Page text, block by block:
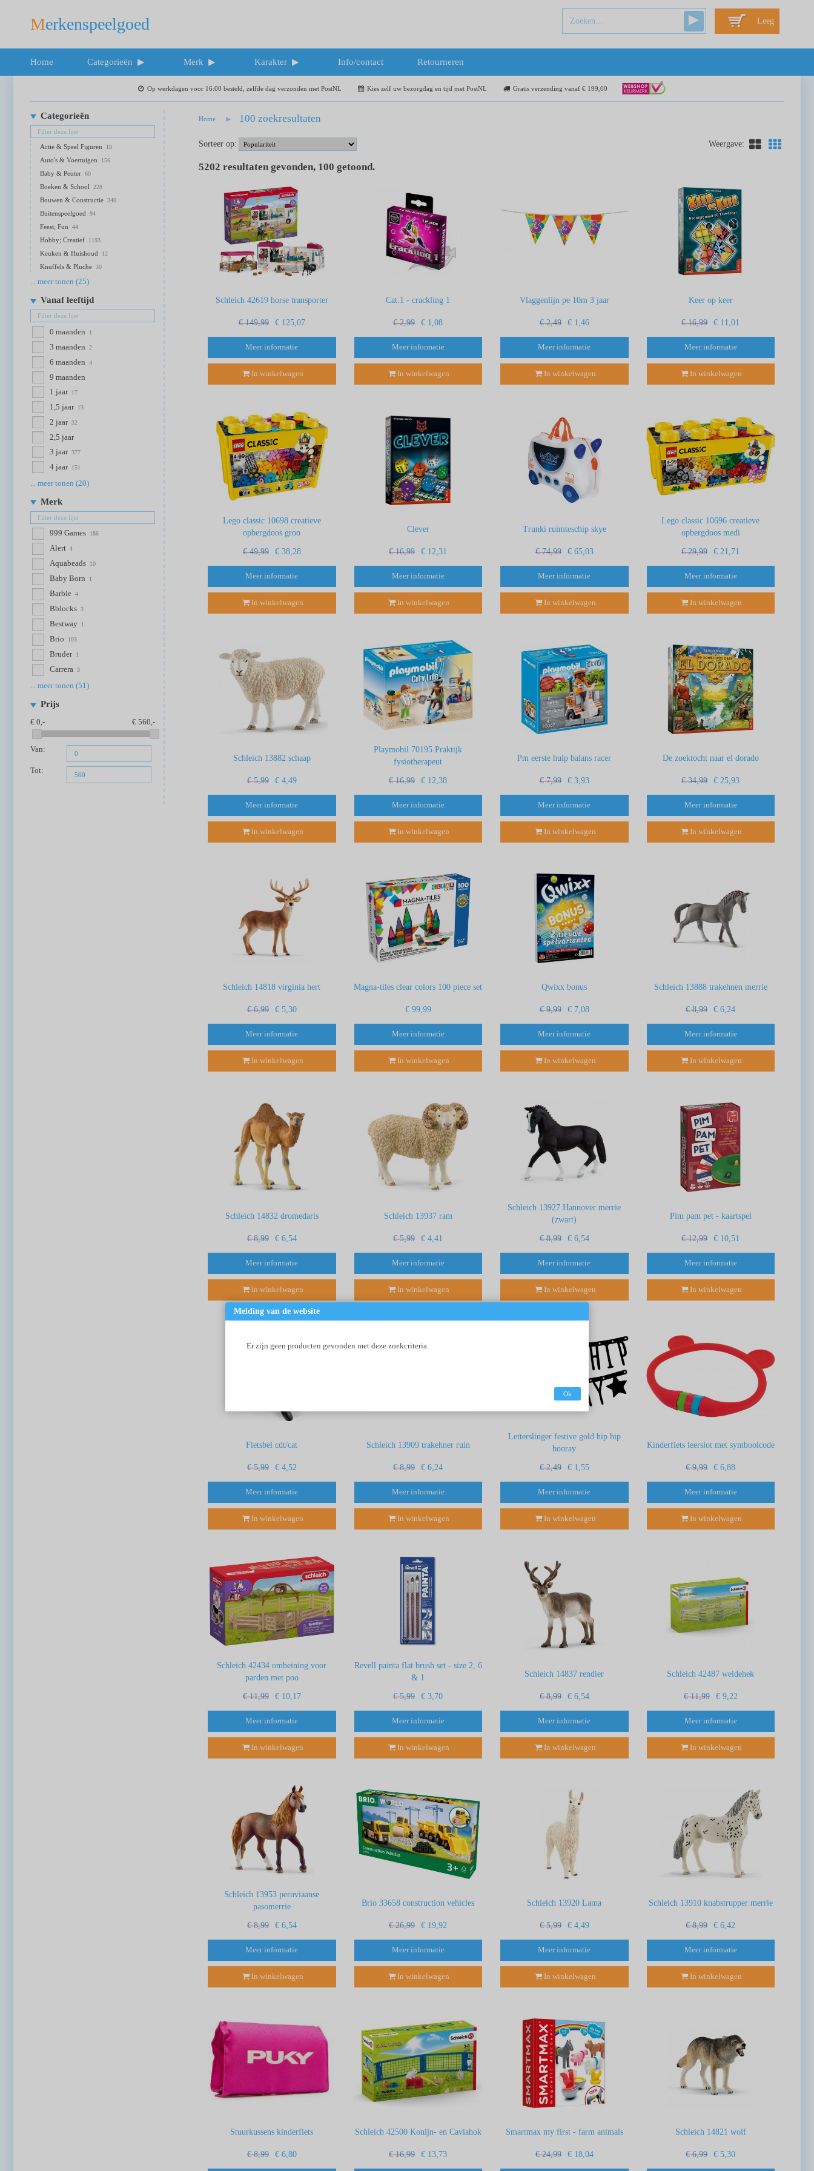
Melding van de website
Er zijn geen producten gevonden met deze zoekcriteria.
Ok
Merkenspeelgoed Leeg
Home Categorieën Merk Karakter Info/contact Retourneren
Op werkdagen voor 16:00 besteld, zelfde dag verzonden met PostNL Kies zelf uw bezorgdag en tijd met PostNL Gratis verzending vanaf € 199,00
Categorieën
Actie & Speel Figuren 18
Auto's & Voertuigen 156
Baby & Peuter 60
Boeken & School 228
Bouwen & Constructie 340
Buitenspeelgoed 94
Feest; Fun 44
Hobby; Creatief 1193
Keuken & Huishoud 12
Knuffels & Pluche 30
... meer tonen (25)
Vanaf leeftijd
0 maanden 1
3 maanden 2
6 maanden 4
9 maanden
1 jaar
17
1,5 jaar 13
2 jaar 32
2,5 jaar
3 jaar 377
4 jaar 151
... meer tonen (20)
Merk
999 Games 186
Alert 4
Aquabeads 10
Baby Born 1
Barbie 4
Bblocks 3
Bestway 1
Brio 103
Bruder 1
Carrera 3
... meer tonen (51)
Prijs
0 560
Van:
Tot:
Home 100 zoekresultaten
Sorteer op: Weergave:
5202 resultaten gevonden, 100 getoond.
Schleich 42619 horse transporter
€ 149,99 € 125,07
Meer informatie
In winkelwagen
Cat.1 - crackling 1
€ 2,99 € 1,08
Meer informatie
In winkelwagen
Vlaggenlijn pe 10m 3 jaar
€ 2,49 € 1,46
Meer informatie
In winkelwagen
Keer op keer
€ 16,99 € 11,01
Meer informatie
In winkelwagen
Lego classic 10698 creatieve
opbergdoos groo
€ 49,99 € 38,28
Meer informatie
In winkelwagen
Clever
€ 16,99 € 12,31
Meer informatie
In winkelwagen
Trunki ruimteschip skye
€ 74,99 € 65,03
Meer informatie
In winkelwagen
Lego classic 10696 creatieve
opbergdoos medi
€ 29,99 € 21,71
Meer informatie
In winkelwagen
Schleich 13882 schaap
€ 5,99 € 4,49
Meer informatie
In winkelwagen
Playmobil 70195 Praktijk
fysiotherapeut
€ 16,99 € 12,38
Meer informatie
In winkelwagen
Pm eerste hulp balans racer
€ 7,99 € 3,93
Meer informatie
In winkelwagen
De zoektocht naar el dorado
€ 34,99 € 25,93
Meer informatie
In winkelwagen
Schleich 14818 virginia hert
€ 6,99 € 5,30
Meer informatie
In winkelwagen
Magna-tiles clear colors 100 piece set
€ 99,99
Meer informatie
In winkelwagen
Qwixx bonus
€ 9,99 € 7,08
Meer informatie
In winkelwagen
Schleich 13888 trakehnen merrie
€ 8,99 € 6,24
Meer informatie
In winkelwagen
Schleich 14832 dromedaris
€ 8,99 € 6,54
Meer informatie
In winkelwagen
Schleich 13937 ram
€ 5,99 € 4,41
Meer informatie
In winkelwagen
Schleich 13927 Hannover merrie
(zwart)
€ 8,99 € 6,54
Meer informatie
In winkelwagen
Pim pam pet - kaartspel
€ 12,99 € 10,51
Meer informatie
In winkelwagen
Fietsbel cdt/cat
€ 5,99 € 4,52
Meer informatie
In winkelwagen
Schleich 13909 trakehner ruin
€ 8,99 € 6,24
Meer informatie
In winkelwagen
Letterslinger festive gold hip hip
hooray
€ 2,49 € 1,55
Meer informatie
In winkelwagen
Kinderfiets leerslot met symboolcode
€ 9,99 € 6,88
Meer informatie
In winkelwagen
Schleich 42434 omheining voor
parden met poo
€ 11,99 € 10,17
Meer informatie
In winkelwagen
Revell painta flat brush set - size 2, 6
& 1
€ 5,99 € 3,70
Meer informatie
In winkelwagen
Schleich 14837 rendier
€ 8,99 € 6,54
Meer informatie
In winkelwagen
Schleich 42487 weidehek
€ 11,99 € 9,22
Meer informatie
In winkelwagen
Schleich 13953 peruviaanse
pasomerrie
€ 8,99 € 6,54
Meer informatie
In winkelwagen
Brio 33658 construction vehicles
€ 26,99 € 19,92
Meer informatie
In winkelwagen
Schleich 13920 Lama
€ 5,99 € 4,49
Meer informatie
In winkelwagen
Schleich 13910 knabstrupper merrie
€ 8,99 € 6,42
Meer informatie
In winkelwagen
Stuurkussens kinderfiets
€ 8,99 € 6,80
Schleich 42500 Konijn- en Caviahok
€ 16,99 € 13,73
Smartmax my first - farm animals
€ 24,99 € 18,04
Schleich 14821 wolf
€ 6,99 € 5,30